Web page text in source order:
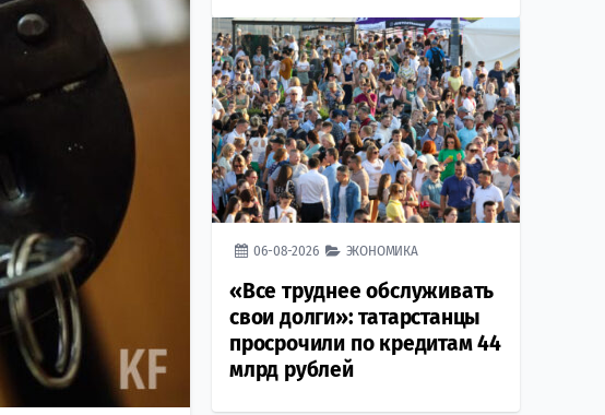
06-08-2026 ЭКОНОМИКА
«Все труднее обслуживать
свои долги»: татарстанцы
просрочили по кредитам 44
млрд рублей